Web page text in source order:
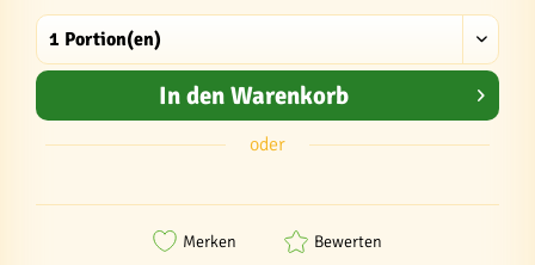
In den Warenkorb
oder
Merken Bewerten